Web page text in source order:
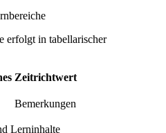
erfolgt in tabellarischer
Zeitrichtwert
Bemerkungen
Lerninhalte